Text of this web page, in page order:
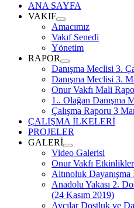
ANA SAYFA
VAKIF
menüyü
aç
Amacımız
Vakıf Senedi
Yönetim
RAPOR
menüyü
aç
Danışma Meclisi 3.
Danışma Meclisi 3.
Onur Vakfı Mali
1.. Olağan Danışma
Çalışma Raporu 3
ÇALIŞMA İLKELERİ
PROJELER
GALERİ
menüyü
aç
Video Galerisi
Onur Vakfı
Altınoluk Dayanışma
Anadolu Yakası 2.
(24 Kasım 2019)
Avcılar Dostluk ve